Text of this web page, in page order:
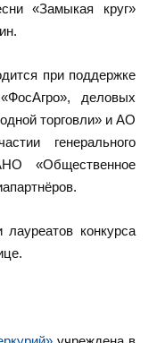
«Замыкая круг»
при поддержке
деловых
торговли» и АО
генерального
«Общественное
конкурса